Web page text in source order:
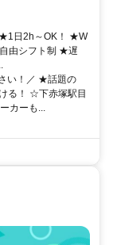
、川越駅、新宿
駅、雑司が谷駅、
良し♪
日2h～OK！ ★W
由シフト制 ★遅
い！／ ★話題の
る！ ☆下赤塚駅目
カーも...